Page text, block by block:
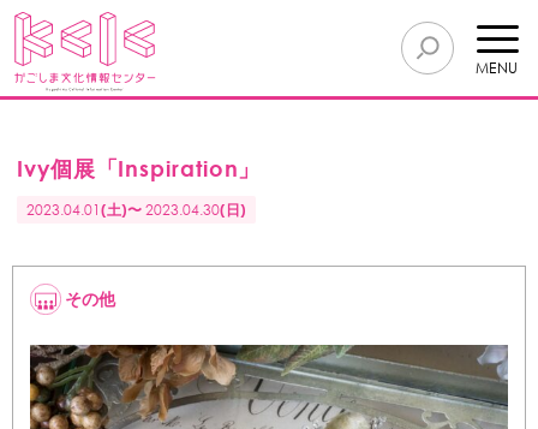
MENU
Ivy個展「Inspiration」
2023.04.01(土)〜2023.04.30(日)
その他